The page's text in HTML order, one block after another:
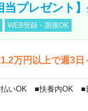
プレゼント
WEB登録・面接OK
万円以上で週3日
いOK ■扶養内OK ■